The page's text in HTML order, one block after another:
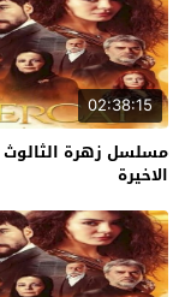
02:38:15
الاخيرة